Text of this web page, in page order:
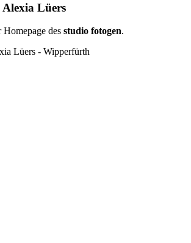
Alexia Lüers
des studio fotogen.